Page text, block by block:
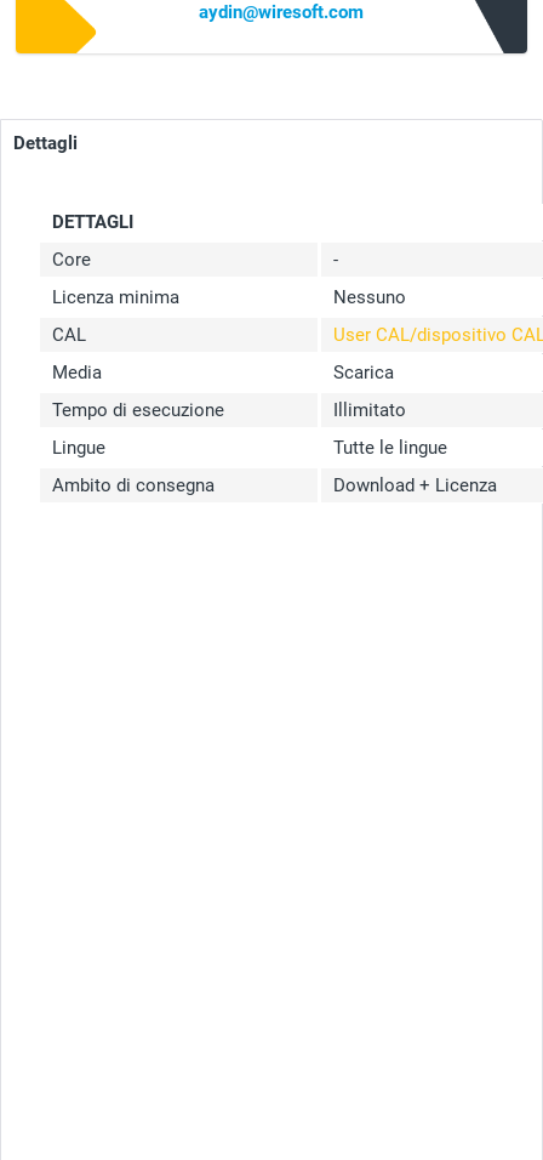
aydin@wiresoft.com
Dettagli
DETTAGLI
Core
-
Licenza minima
Nessuno
CAL
User CAL/dispositivo
Media
Scarica
Tempo di esecuzione
Illimitato
Lingue
Tutte le lingue
Ambito di consegna
Download + Licenza